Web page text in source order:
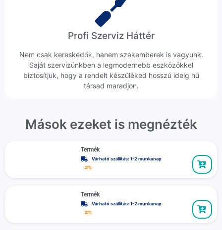
Profi Szerviz Háttér
Nem csak kereskedők, hanem szakemberek is vagyunk.
Saját szervizünkben a legmodernebb eszközökkel
biztosítjuk, hogy a rendelt készüléked hosszú ideig hű
társad maradjon.
Mások ezeket is megnézték
Termék
Várható szállítás: 1-2 munkanap
27%
Termék
Várható szállítás: 1-2 munkanap
27%